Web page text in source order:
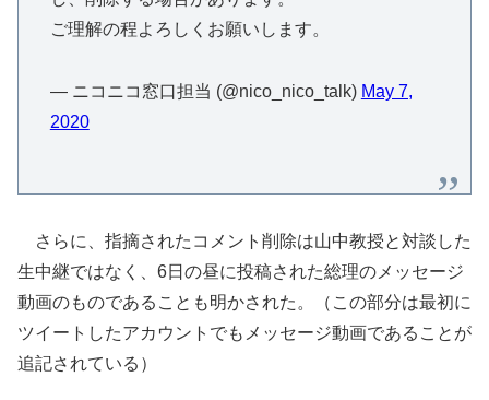
ご理解の程よろしくお願いします。
— ニコニコ窓口担当 (@nico_nico_talk) May 7,
2020
さらに、指摘されたコメント削除は山中教授と対談した
生中継ではなく、6日の昼に投稿された総理のメッセージ
動画のものであることも明かされた。（この部分は最初に
ツイートしたアカウントでもメッセージ動画であることが
追記されている）